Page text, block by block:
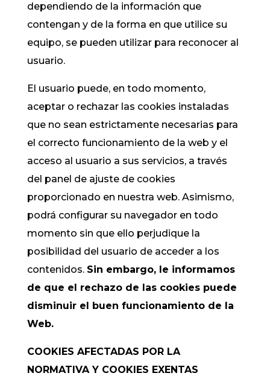
dependiendo de la información que
contengan y de la forma en que utilice su
equipo, se pueden utilizar para reconocer al
usuario.
El usuario puede, en todo momento,
aceptar o rechazar las cookies instaladas
que no sean estrictamente necesarias para
el correcto funcionamiento de la web y el
acceso al usuario a sus servicios, a través
del panel de ajuste de cookies
proporcionado en nuestra web. Asimismo,
podrá configurar su navegador en todo
momento sin que ello perjudique la
posibilidad del usuario de acceder a los
contenidos. Sin embargo, le informamos
de que el rechazo de las cookies puede
disminuir el buen funcionamiento de la
Web.
COOKIES AFECTADAS POR LA
NORMATIVA Y COOKIES EXENTAS